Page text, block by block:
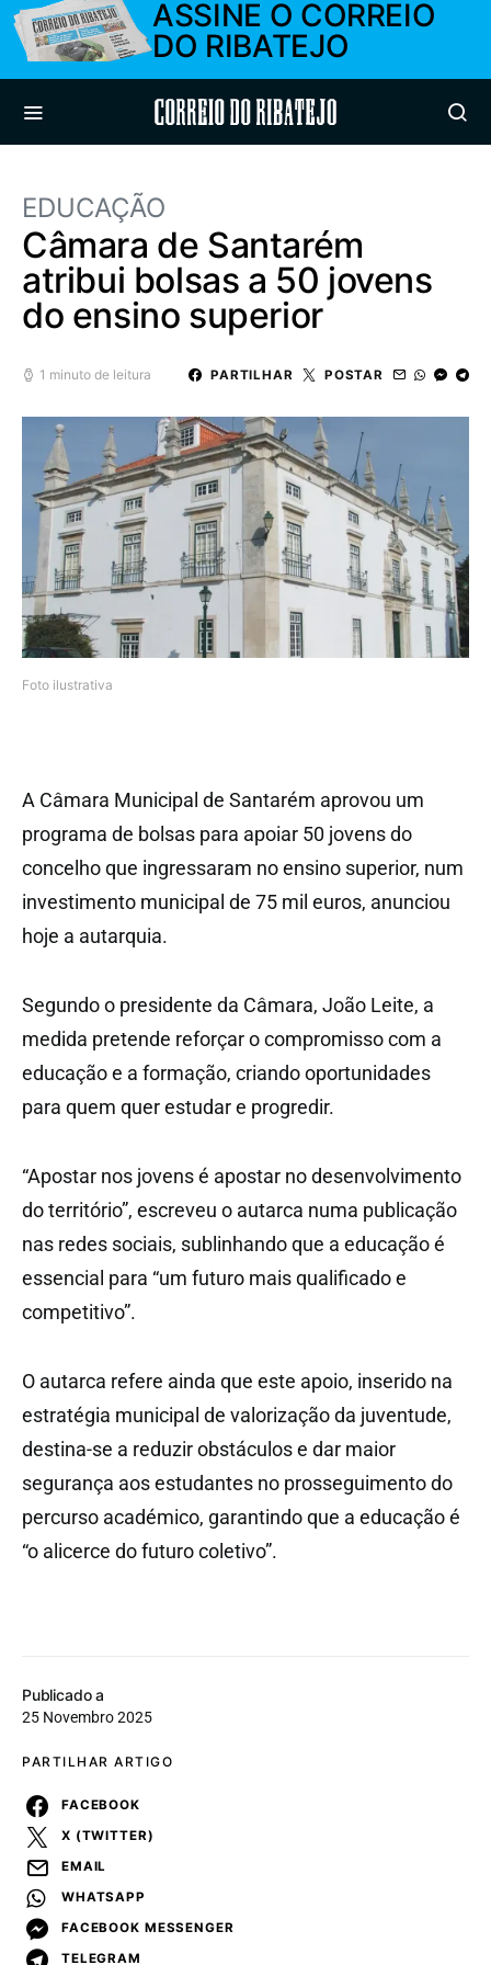
ASSINE O CORREIO
DO RIBATEJO
Correio do Ribatejo
EDUCAÇÃO
Câmara de Santarém
atribui bolsas a 50 jovens
do ensino superior
1 minuto de leitura PARTILHAR POSTAR
Foto ilustrativa
Publicado a
25 Novembro 2025
PARTILHAR ARTIGO
FACEBOOK
X (TWITTER)
EMAIL
WHATSAPP
FACEBOOK MESSENGER
TELEGRAM
A Câmara Municipal de Santarém aprovou um
programa de bolsas para apoiar 50 jovens do
concelho que ingressaram no ensino superior, num
investimento municipal de 75 mil euros, anunciou
hoje a autarquia.
Segundo o presidente da Câmara, João Leite, a
medida pretende reforçar o compromisso com a
educação e a formação, criando oportunidades
para quem quer estudar e progredir.
“Apostar nos jovens é apostar no desenvolvimento
do território”, escreveu o autarca numa publicação
nas redes sociais, sublinhando que a educação é
essencial para “um futuro mais qualificado e
competitivo”.
O autarca refere ainda que este apoio, inserido na
estratégia municipal de valorização da juventude,
destina-se a reduzir obstáculos e dar maior
segurança aos estudantes no prosseguimento do
percurso académico, garantindo que a educação é
“o alicerce do futuro coletivo”.